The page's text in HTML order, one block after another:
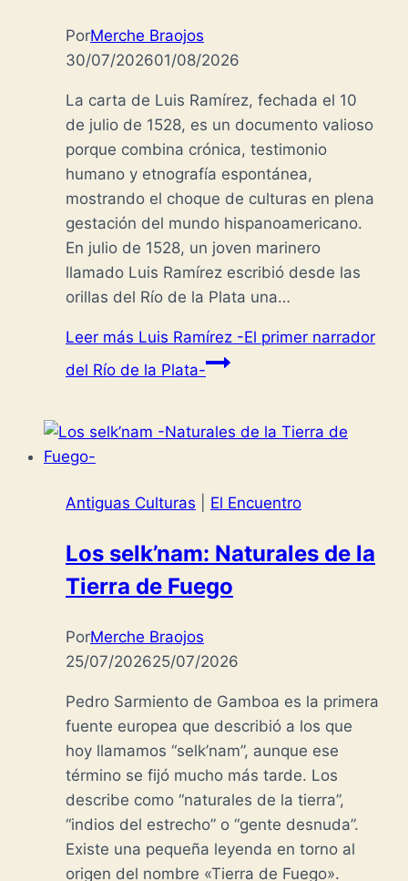
PorMerche Braojos
30/07/202601/08/2026
La carta de Luis Ramírez, fechada el 10
de julio de 1528, es un documento valioso
porque combina crónica, testimonio
humano y etnografía espontánea,
mostrando el choque de culturas en plena
gestación del mundo hispanoamericano.
En julio de 1528, un joven marinero
llamado Luis Ramírez escribió desde las
orillas del Río de la Plata una…
Leer más Luis Ramírez -El primer narrador
del Río de la Plata-
Antiguas Culturas El Encuentro
Los selk’nam: Naturales de la
Tierra de Fuego
PorMerche Braojos
25/07/202625/07/2026
Pedro Sarmiento de Gamboa es la primera
fuente europea que describió a los que
hoy llamamos “selk’nam”, aunque ese
término se fijó mucho más tarde. Los
describe como “naturales de la tierra”,
“indios del estrecho” o “gente desnuda”.
Existe una pequeña leyenda en torno al
origen del nombre «Tierra de Fuego».